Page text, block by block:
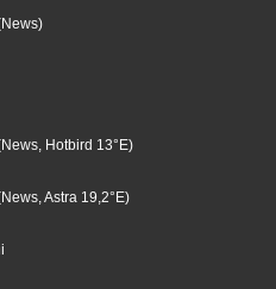
Hotbird 13°E)
Astra 19,2°E)